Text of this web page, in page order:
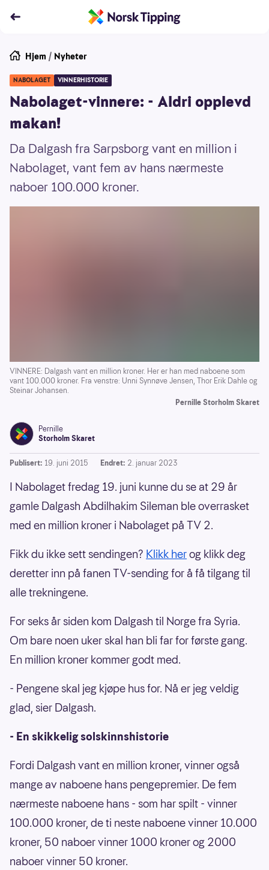
Hjem / Nyheter
NABOLAGET VINNERHISTORIE
Nabolaget-vinnere: - Aldri opplevd
makan!
Da Dalgash fra Sarpsborg vant en million i
Nabolaget, vant fem av hans nærmeste
naboer 100.000 kroner.
VINNERE: Dalgash vant en million kroner. Her er han med naboene som
vant 100.000 kroner. Fra venstre: Unni Synnøve Jensen, Thor Erik Dahle og
Steinar Johansen.
Pernille Storholm Skaret
Pernille
Storholm Skaret
Publisert: 19. juni 2015 Endret: 2. januar 2023
I Nabolaget fredag 19. juni kunne du se at 29 år
gamle Dalgash Abdilhakim Sileman ble overrasket
med en million kroner i Nabolaget på TV 2.
Fikk du ikke sett sendingen? Klikk herog klikk deg
deretter inn på fanen TV-sending for å få tilgang til
alle trekningene.
For seks år siden kom Dalgash til Norge fra Syria.
Om bare noen uker skal han bli far for første gang.
En million kroner kommer godt med.
- Pengene skal jeg kjøpe hus for. Nå er jeg veldig
glad, sier Dalgash.
- En skikkelig solskinnshistorie
Fordi Dalgash vant en million kroner, vinner også
mange av naboene hans pengepremier. De fem
nærmeste naboene hans - som har spilt - vinner
100.000 kroner, de ti neste naboene vinner 10.000
kroner, 50 naboer vinner 1000 kroner og 2000
naboer vinner 50 kroner.